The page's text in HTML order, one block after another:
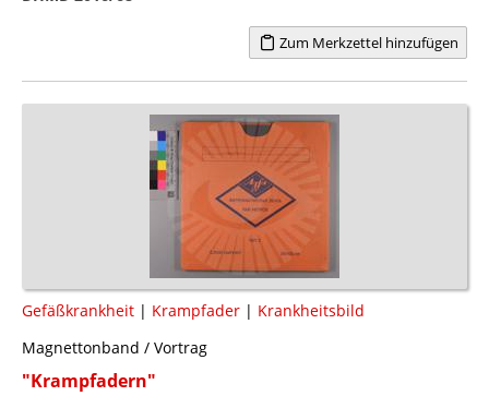
Zum Merkzettel hinzufügen
Gefäßkrankheit | Krampfader | Krankheitsbild
Magnettonband / Vortrag
"Krampfadern"